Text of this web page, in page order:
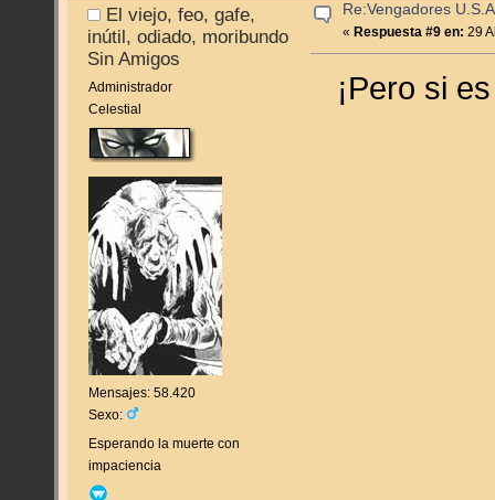
El viejo, feo, gafe,
inútil, odiado, moribundo
Sin Amigos
Administrador
Celestial
Mensajes: 58.420
Sexo:
Esperando la muerte con
impaciencia
Re:Vengadores
« Respuesta #9 en: 29
¡Pero si